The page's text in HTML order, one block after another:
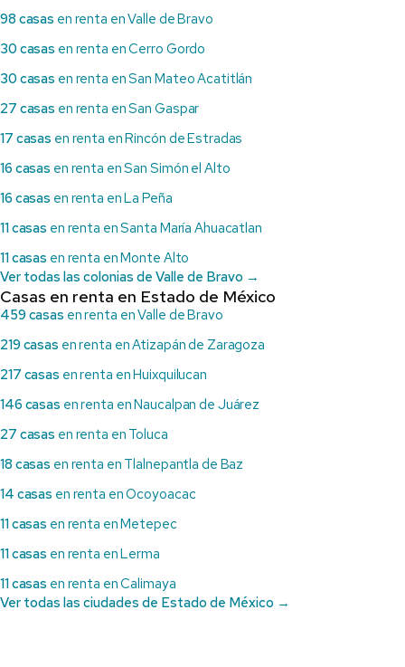
98 casas en renta en Valle de Bravo
30 casas en renta en Cerro Gordo
30 casas en renta en San Mateo Acatitlán
27 casas en renta en San Gaspar
17 casas en renta en Rincón de Estradas
16 casas en renta en San Simón el Alto
16 casas en renta en La Peña
11 casas en renta en Santa María Ahuacatlan
11 casas en renta en Monte Alto
Ver todas las colonias de Valle de Bravo →
Casas en renta en Estado de México
459 casas en renta en Valle de Bravo
219 casas en renta en Atizapán de Zaragoza
217 casas en renta en Huixquilucan
146 casas en renta en Naucalpan de Juárez
27 casas en renta en Toluca
18 casas en renta en Tlalnepantla de Baz
14 casas en renta en Ocoyoacac
11 casas en renta en Metepec
11 casas en renta en Lerma
11 casas en renta en Calimaya
Ver todas las ciudades de Estado de México →